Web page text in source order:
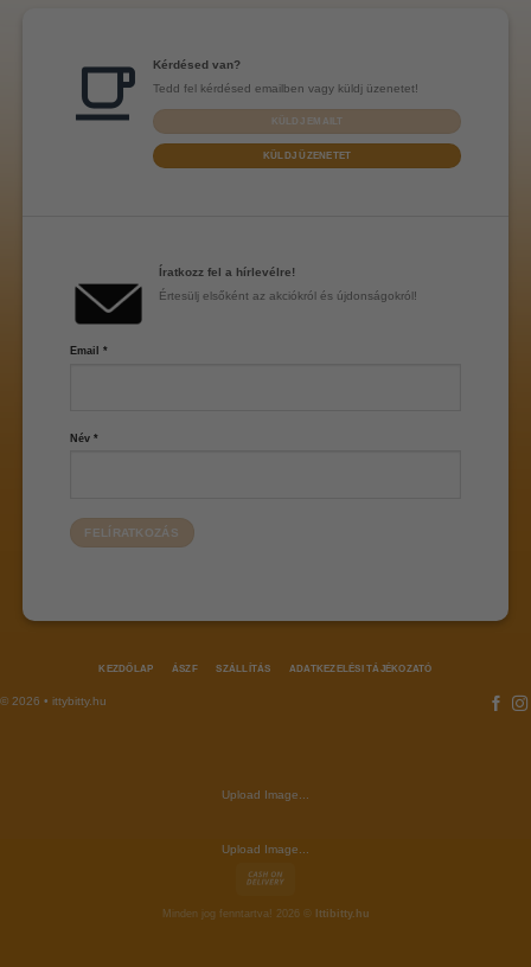
Kérdésed van?
Tedd fel kérdésed emailben vagy küldj üzenetet!
KÜLDJ EMAILT
KÜLDJ ÜZENETET
Íratkozz fel a hírlevélre!
Értesülj elsőként az akciókról és újdonságokról!
Email *
Név *
© 2026 • ittybitty.hu
KEZDŐLAP ÁSZF SZÁLLÍTÁS ADATKEZELÉSI TÁJÉKOZATÓ
Upload Image...
Upload Image...
Minden jog fenntartva! 2026 © Ittibitty.hu